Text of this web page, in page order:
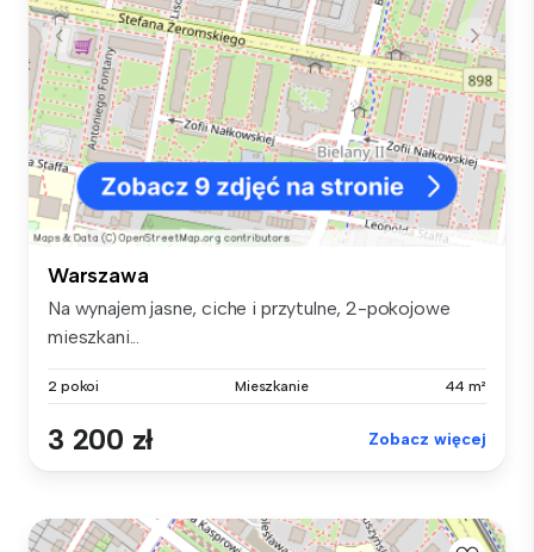
Warszawa
Na wynajem jasne, ciche i przytulne, 2-pokojowe
mieszkani...
2 pokoi Mieszkanie 44 m²
3 200 zł Zobacz więcej